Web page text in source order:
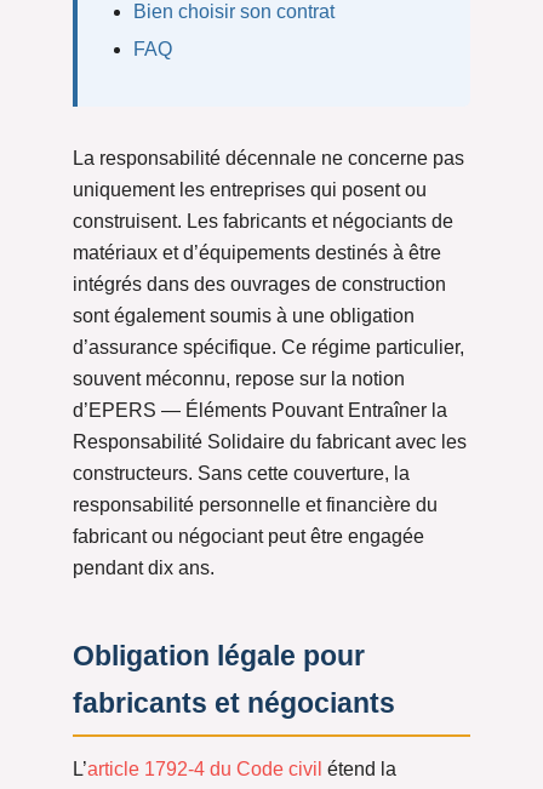
Bien choisir son contrat
FAQ
La responsabilité décennale ne concerne pas
uniquement les entreprises qui posent ou
construisent. Les fabricants et négociants de
matériaux et d’équipements destinés à être
intégrés dans des ouvrages de construction
sont également soumis à une obligation
d’assurance spécifique. Ce régime particulier,
souvent méconnu, repose sur la notion
d’EPERS — Éléments Pouvant Entraîner la
Responsabilité Solidaire du fabricant avec les
constructeurs. Sans cette couverture, la
responsabilité personnelle et financière du
fabricant ou négociant peut être engagée
pendant dix ans.
Obligation légale pour
fabricants et négociants
L’article 1792-4 du Code civil étend la